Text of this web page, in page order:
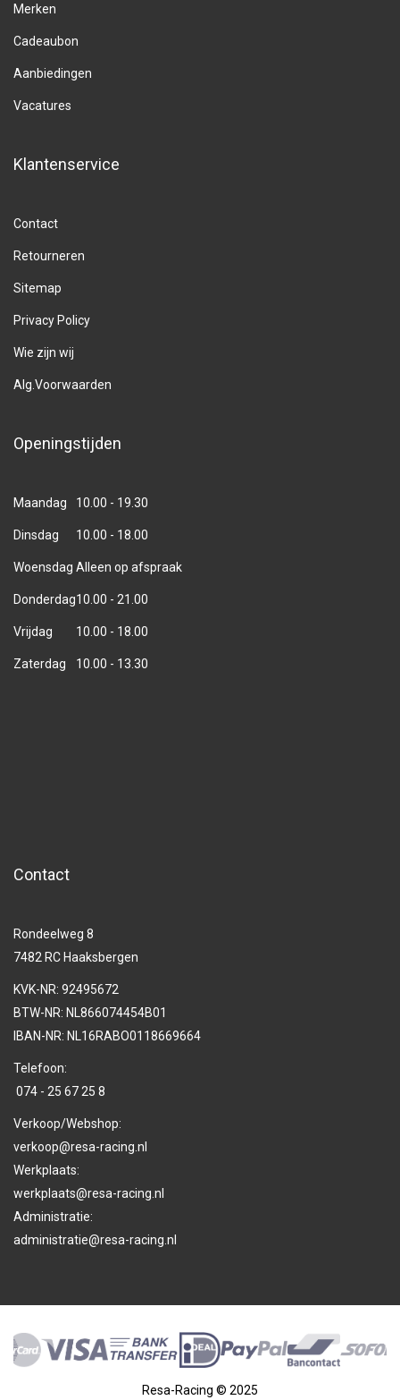
Merken
Cadeaubon
Aanbiedingen
Vacatures
Klantenservice
Contact
Retourneren
Sitemap
Privacy Policy
Wie zijn wij
Alg.Voorwaarden
Openingstijden
Maandag 10.00 - 19.30
Dinsdag 10.00 - 18.00
Woensdag Alleen op afspraak
Donderdag10.00 - 21.00
Vrijdag 10.00 - 18.00
Zaterdag 10.00 - 13.30
Contact
Rondeelweg 8
7482 RC Haaksbergen
KVK-NR: 92495672
BTW-NR: NL866074454B01
IBAN-NR: NL16RABO0118669664
Telefoon:
074 - 25 67 25 8
Verkoop/Webshop:
verkoop@resa-racing.nl
Werkplaats:
werkplaats@resa-racing.nl
Administratie:
administratie@resa-racing.nl
Resa-Racing © 2025